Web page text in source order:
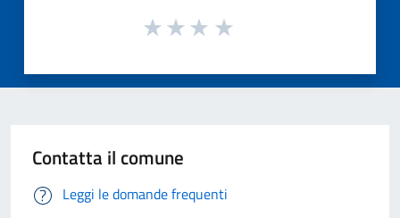
Contatta il comune
Leggi le domande frequenti